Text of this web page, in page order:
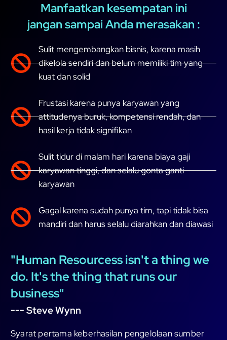
Manfaatkan kesempatan ini
jangan sampai Anda merasakan :
Sulit mengembangkan bisnis, karena masih
dikelola sendiri dan belum memiliki tim yang
kuat dan solid
Frustasi karena punya karyawan yang
attitudenya buruk, kompetensi rendah, dan
hasil kerja tidak signifikan
Sulit tidur di malam hari karena biaya gaji
karyawan tinggi, dan selalu gonta ganti
karyawan
Gagal karena sudah punya tim, tapi tidak bisa
mandiri dan harus selalu diarahkan dan diawasi
"Human Resourcess isn't a thing we
do. It's the thing that runs our
business"
--- Steve Wynn
Syarat pertama keberhasilan pengelolaan sumber